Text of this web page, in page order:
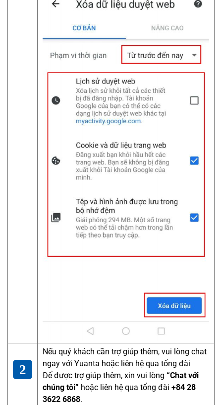
Nếu quý khách cần trợ giúp thêm, vui lòng chat
ngay với Yuanta hoặc liên hệ qua tổng đài
Để được trợ giúp thêm, xin vui lòng “Chat với
chúng tôi” hoặc liên hệ qua tổng đài +84 28
3622 6868.